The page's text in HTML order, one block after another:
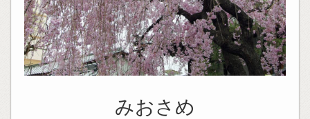
みおさめ